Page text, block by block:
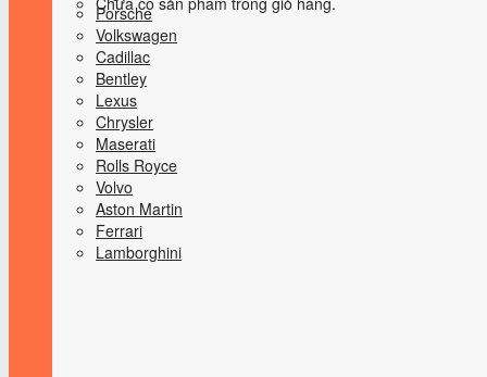
Porsche
Volkswagen
Cadillac
Bentley
Lexus
Chrysler
Maserati
Rolls Royce
Volvo
Aston Martin
Ferrari
Lamborghini